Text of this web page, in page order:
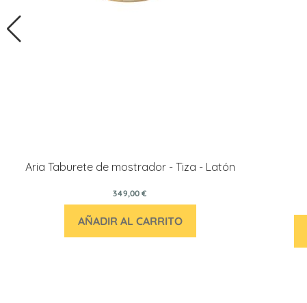
Aria Taburete de mostrador - Tiza - Latón
349,00 €
AÑADIR AL CARRITO